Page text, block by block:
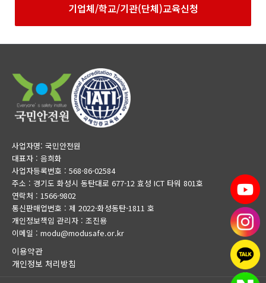
기업체/학교/기관(단체)교육신청
사업자명: 국민안전원
대표자 : 음희화
사업자등록번호 : 568-86-02584
주소 : 경기도 화성시 동탄대로 677-12 효성 ICT 타워 801호
연락처 : 1566-9802
통신판매업번호 : 제 2022-화성동탄-1811 호
개인정보책임 관리자 : 조진용
이메일 : modu@modusafe.or.kr
이용약관
개인정보 처리방침